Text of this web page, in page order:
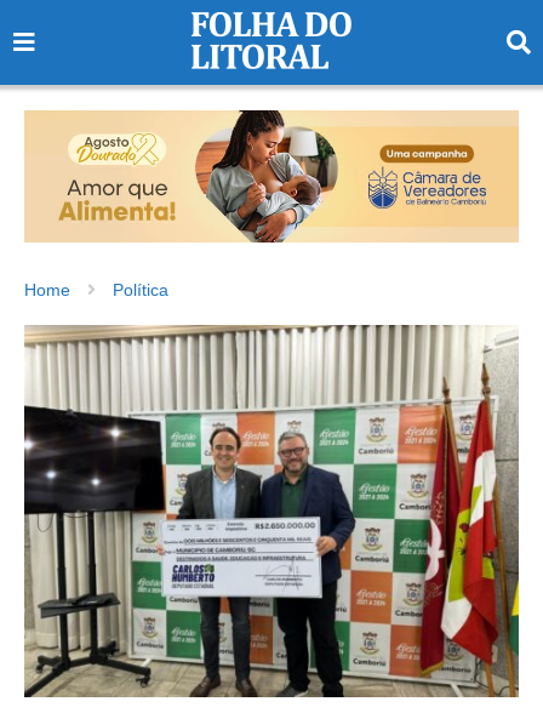
Home Política